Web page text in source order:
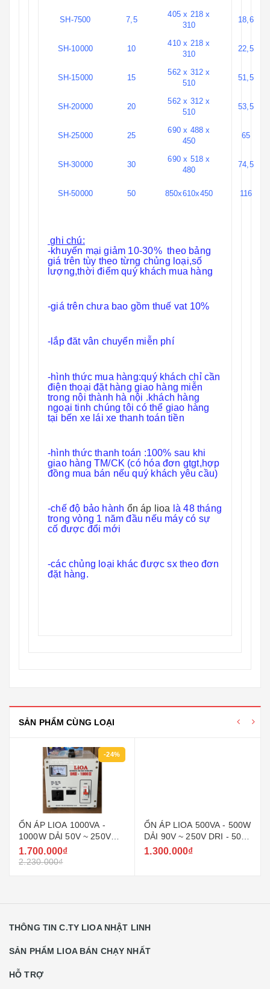
SH-7500 7,5
405 x 218 x
310
18,6
SH-10000 10
410 x 218 x
310
22,5
SH-15000 15
562 x 312 x
510
51,5
SH-20000 20
562 x 312 x
510
53,5
SH-25000 25
690 x 488 x
450
65
SH-30000 30
690 x 518 x
480
74,5
SH-50000 50 850x610x450 116
ghi chú:
-khuyến mại giảm 10-30% theo bảng
giá trên tùy theo từng chủng loại,số
lượng,thời điểm quý khách mua hàng
-giá trên chưa bao gồm thuế vat 10%
-lắp đăt vân chuyển miễn phí
-hình thức mua hàng:quý khách chỉ cần
điện thoại đặt hàng giao hàng miễn
trong nội thành hà nội .khách hàng
ngoại tinh chúng tôi có thể giao hàng
tại bến xe lái xe thanh toán tiền
-hình thức thanh toán :100% sau khi
giao hàng TM/CK (có hóa đơn gtgt,hợp
đồng mua bán nếu quý khách yêu cầu)
-chế độ bảo hành ổn áp lioa là 48 tháng
trong vòng 1 năm đầu nếu máy có sự
cố được đổi mới
-các chủng loại khác được sx theo đơn
đặt hàng.
SẢN PHẨM CÙNG LOẠI
-24%
ỔN ÁP LIOA 1000VA -
1000W DẢI 50V ~ 250V
ĐỜI MỚI NHẤT
1.700.000₫
2.230.000₫
ỔN ÁP LIOA 500VA - 500W
DẢI 90V ~ 250V DRI - 500
II ĐỜI MỚI NHẤT
1.300.000₫
THÔNG TIN C.TY LIOA NHẬT LINH
SẢN PHẨM LIOA BÁN CHẠY NHẤT
HỖ TRỢ